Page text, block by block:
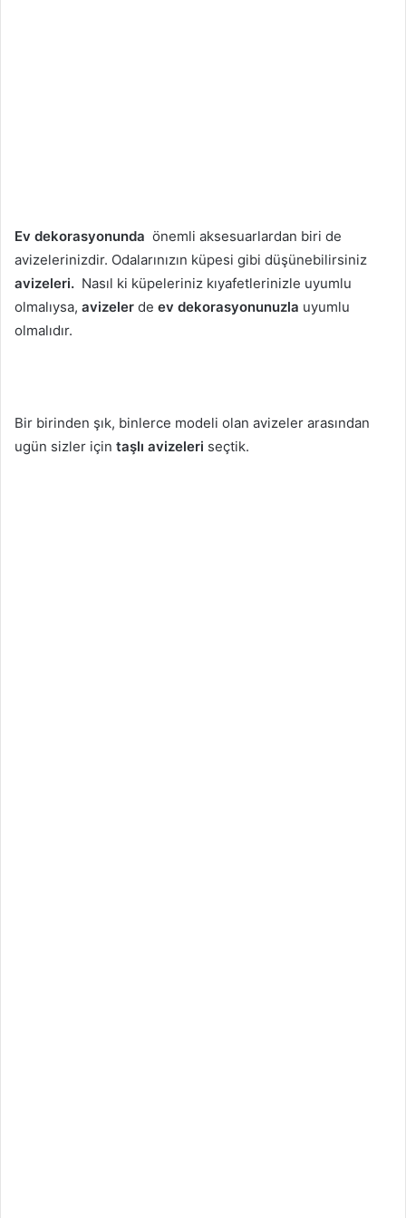
Ev dekorasyonunda önemli aksesuarlardan biri de
avizelerinizdir. Odalarınızın küpesi gibi düşünebilirsiniz
avizeleri. Nasıl ki küpeleriniz kıyafetlerinizle uyumlu
olmalıysa, avizeler de ev dekorasyonunuzla uyumlu
olmalıdır.
Bir birinden şık, binlerce modeli olan avizeler arasından
ugün sizler için taşlı avizeleri seçtik.